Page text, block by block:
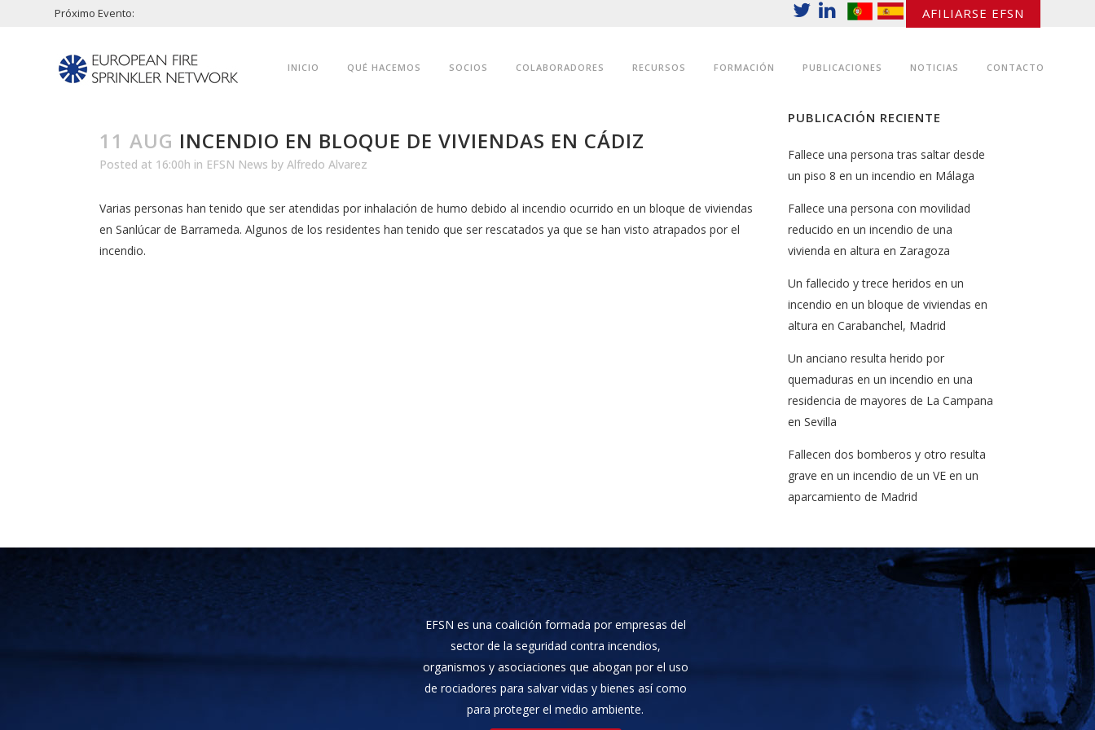
Próximo Evento: AFILIARSE EFSN
INICIO QUÉ HACEMOS SOCIOS COLABORADORES RECURSOS FORMACIÓN PUBLICACIONES NOTICIAS CONTACTO
11 AUG INCENDIO EN BLOQUE DE VIVIENDAS EN CÁDIZ
Posted at 16:00h in EFSN News by Alfredo Alvarez
Varias personas han tenido que ser atendidas por inhalación de humo debido al incendio ocurrido en un bloque de viviendas
en Sanlúcar de Barrameda. Algunos de los residentes han tenido que ser rescatados ya que se han visto atrapados por el
incendio.
PUBLICACIÓN RECIENTE
Fallece una persona tras saltar desde
un piso 8 en un incendio en Málaga
Fallece una persona con movilidad
reducido en un incendio de una
vivienda en altura en Zaragoza
Un fallecido y trece heridos en un
incendio en un bloque de viviendas en
altura en Carabanchel, Madrid
Un anciano resulta herido por
quemaduras en un incendio en una
residencia de mayores de La Campana
en Sevilla
Fallecen dos bomberos y otro resulta
grave en un incendio de un VE en un
aparcamiento de Madrid
EFSN es una coalición formada por empresas del
sector de la seguridad contra incendios,
organismos y asociaciones que abogan por el uso
de rociadores para salvar vidas y bienes así como
para proteger el medio ambiente.